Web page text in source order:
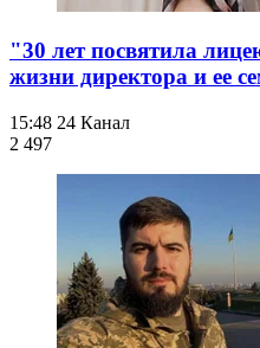
"30 лет посвятила
жизни директора и ее
15:48 24 Канал
2 497